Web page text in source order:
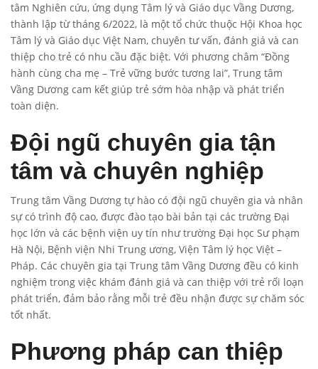
tâm Nghiên cứu, ứng dụng Tâm lý và Giáo dục Vầng Dương,
thành lập từ tháng 6/2022, là một tổ chức thuộc Hội Khoa học
Tâm lý và Giáo dục Việt Nam, chuyên tư vấn, đánh giá và can
thiệp cho trẻ có nhu cầu đặc biệt. Với phương châm “Đồng
hành cùng cha mẹ – Trẻ vững bước tương lai”, Trung tâm
Vầng Dương cam kết giúp trẻ sớm hòa nhập và phát triển
toàn diện.
Đội ngũ chuyên gia tận
tâm và chuyên nghiệp
Trung tâm Vầng Dương tự hào có đội ngũ chuyên gia và nhân
sự có trình độ cao, được đào tạo bài bản tại các trường Đại
học lớn và các bệnh viện uy tín như trường Đại học Sư phạm
Hà Nội, Bệnh viện Nhi Trung ương, Viện Tâm lý học Việt –
Pháp. Các chuyên gia tại Trung tâm Vầng Dương đều có kinh
nghiệm trong việc khám đánh giá và can thiệp với trẻ rối loạn
phát triển, đảm bảo rằng mỗi trẻ đều nhận được sự chăm sóc
tốt nhất.
Phương pháp can thiệp